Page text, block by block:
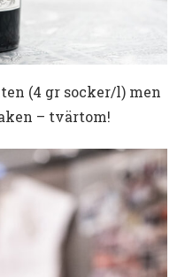
(4 gr socker/l) men
– tvärtom!